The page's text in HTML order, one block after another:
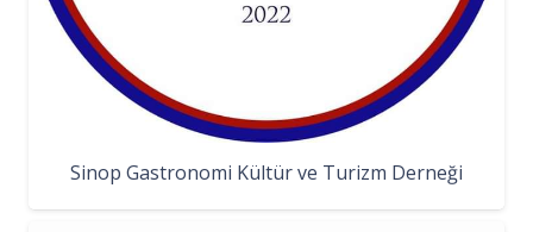
Sinop Gastronomi Kültür ve Turizm Derneği